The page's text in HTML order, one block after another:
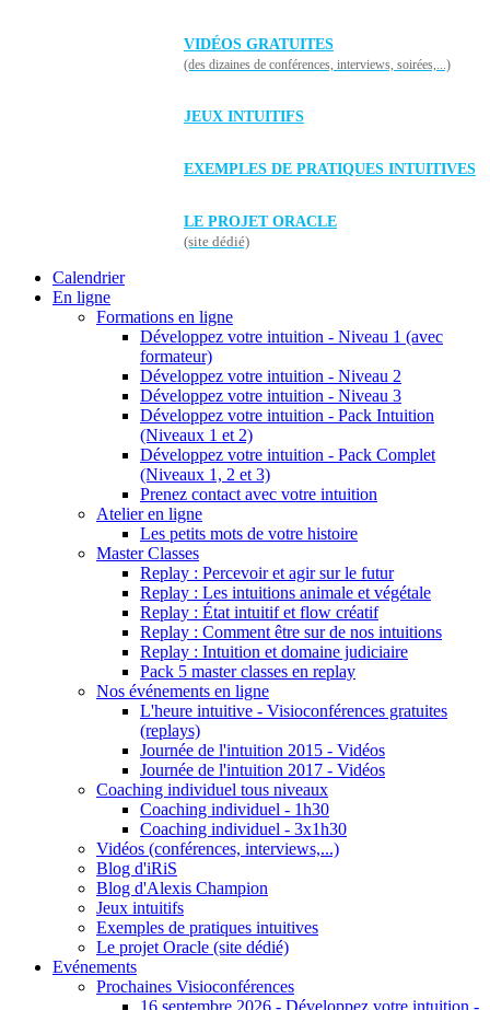
VIDÉOS GRATUITES
(des dizaines de conférences, interviews, soirées,...)
JEUX INTUITIFS
EXEMPLES DE PRATIQUES INTUITIVES
LE PROJET ORACLE
(site dédié)
Calendrier
En ligne
Formations en ligne
Développez votre intuition - Niveau 1 (avec
formateur)
Développez votre intuition - Niveau 2
Développez votre intuition - Niveau 3
Développez votre intuition - Pack Intuition
(Niveaux 1 et 2)
Développez votre intuition - Pack Complet
(Niveaux 1, 2 et 3)
Prenez contact avec votre intuition
Atelier en ligne
Les petits mots de votre histoire
Master Classes
Replay : Percevoir et agir sur le futur
Replay : Les intuitions animale et végétale
Replay : État intuitif et flow créatif
Replay : Comment être sur de nos intuitions
Replay : Intuition et domaine judiciaire
Pack 5 master classes en replay
Nos événements en ligne
L'heure intuitive - Visioconférences gratuites
(replays)
Journée de l'intuition 2015 - Vidéos
Journée de l'intuition 2017 - Vidéos
Coaching individuel tous niveaux
Coaching individuel - 1h30
Coaching individuel - 3x1h30
Vidéos (conférences, interviews,...)
Blog d'iRiS
Blog d'Alexis Champion
Jeux intuitifs
Exemples de pratiques intuitives
Le projet Oracle (site dédié)
Evénements
Prochaines Visioconférences
16 septembre 2026 - Développez votre intuition -